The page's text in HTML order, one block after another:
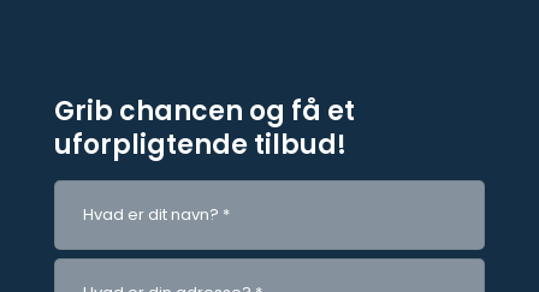
Grib chancen og få et
uforpligtende tilbud!